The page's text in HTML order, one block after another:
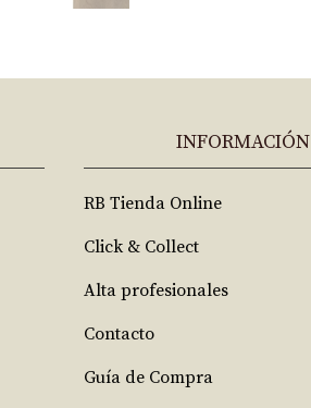
INFORMACIÓN
RB Tienda Online
Click & Collect
Alta profesionales
Contacto
Guía de Compra